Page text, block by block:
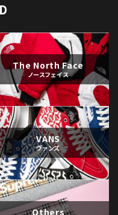
The North Face
ノースフェイス
VANS
ヴァンズ
Others